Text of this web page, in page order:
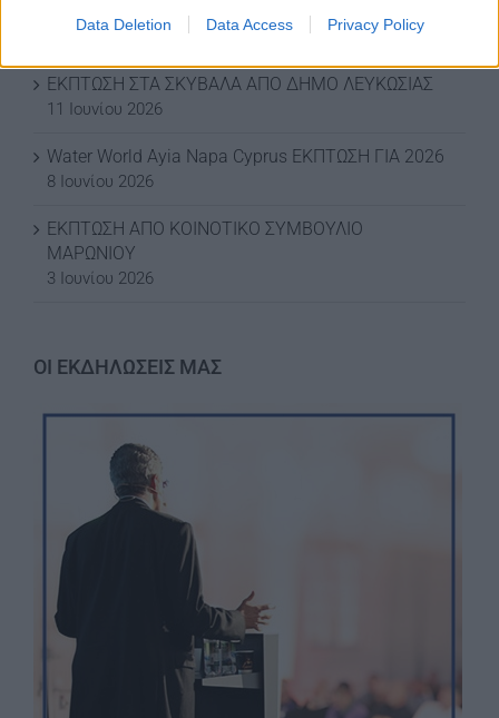
Data Deletion Data Access Privacy Policy
3 Ιουλίου 2026
ΕΚΠΤΩΣΗ ΣΤΑ ΣΚΥΒΑΛΑ ΑΠΟ ΔΗΜΟ ΛΕΥΚΩΣΙΑΣ
11 Ιουνίου 2026
Water World Ayia Napa Cyprus ΕΚΠΤΩΣΗ ΓΙΑ 2026
8 Ιουνίου 2026
ΕΚΠΤΩΣΗ ΑΠΟ ΚΟΙΝΟΤΙΚΟ ΣΥΜΒΟΥΛΙΟ
ΜΑΡΩΝΙΟΥ
3 Ιουνίου 2026
ΟΙ ΕΚΔΗΛΩΣΕΙΣ ΜΑΣ